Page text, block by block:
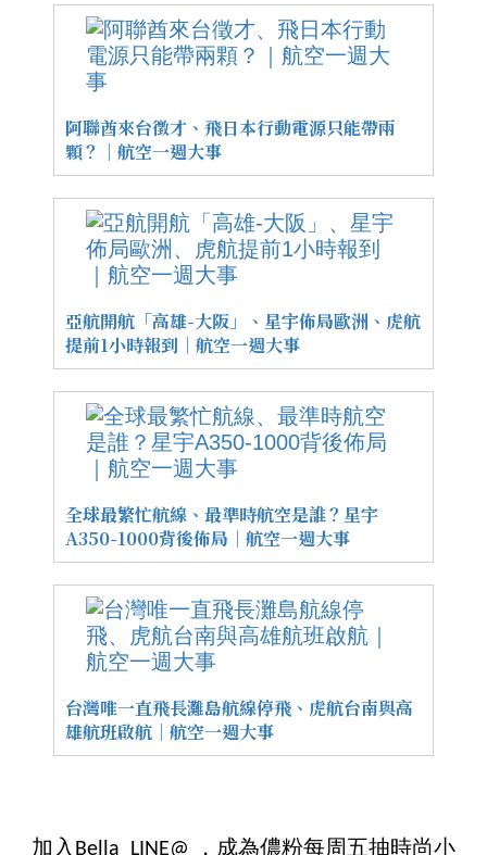
阿聯酋來台徵才、飛日本行動電源只能帶兩
顆？｜航空一週大事
亞航開航「高雄-大阪」、星宇佈局歐洲、虎航
提前1小時報到｜航空一週大事
全球最繁忙航線、最準時航空是誰？星宇
A350-1000背後佈局｜航空一週大事
台灣唯一直飛長灘島航線停飛、虎航台南與高
雄航班啟航｜航空一週大事
加入Bella LINE@ ，成為儂粉每周五抽時尚小